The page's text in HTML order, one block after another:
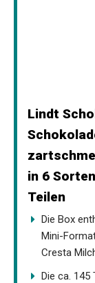
Lindt
in 6
Teilen
Die Box
Mini-
Cresta
Die ca. 145